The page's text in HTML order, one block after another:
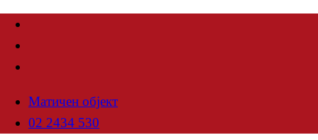
Матичен објект
02 2434 530